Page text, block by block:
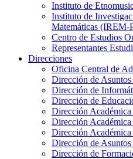
Instituto de
Instituto de
Matemáticas (IREM-
Centro de Estudios
Representantes
Direcciones
Oficina Central de
Dirección de
Dirección de
Dirección de
Dirección
Dirección
Dirección
Dirección de
Dirección de